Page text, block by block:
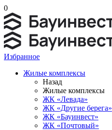
0
Избранное
Жилые комплексы
Назад
Жилые комплексы
ЖК «Левада»
ЖК «Другие берега»
ЖК «Бауинвест»
ЖК «Почтовый»